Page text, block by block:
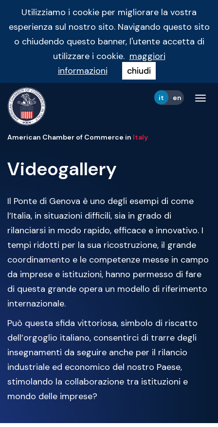
Utilizziamo i cookie per migliorare la vostra
esperienza sul nostro sito. Navigando questo sito
o chiudendo questo banner, l'utente accetta di
utilizzare i cookie. maggiori
informazioni
chiudi
it en
American Chamber of Commerce in Italy
Videogallery
Il Ponte di Genova è uno degli esempi di come
l’Italia, in situazioni difficili, sia in grado di
rilanciarsi in modo rapido, efficace e innovativo. I
tempi ridotti per la sua ricostruzione, il grande
coordinamento e le competenze messe in campo
da imprese e istituzioni, hanno permesso di fare
di questa grande opera un modello di riferimento
internazionale.
Può questa sfida vittoriosa, simbolo di riscatto
dell’orgoglio italiano, consentirci di trarre degli
insegnamenti da seguire anche per il rilancio
industriale ed economico del nostro Paese,
stimolando la collaborazione tra istituzioni e
mondo delle imprese?